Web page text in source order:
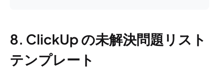
8. ClickUp の未解決問題リスト
テンプレート